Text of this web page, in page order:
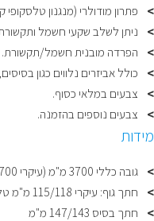
פתרון מודולרי (מנגנון
ניתן לשלב שקעי חשמל
הפרדה מובנית חשמל/תקשורת.
כולל אביזרים נלווים כגון
צבעים במלאי כסוף.
צבעים נוספים בהזמנה.
מידות
גובה כללי 3700 מ"מ (עיקרי 2700 מ"מ + טלסקופ 1000 מ"מ)
חתך גוף: עיקרי 115/118 מ"מ טלסקופ 74/41 מ"מ
חתך בסיס 147/143 מ"מ